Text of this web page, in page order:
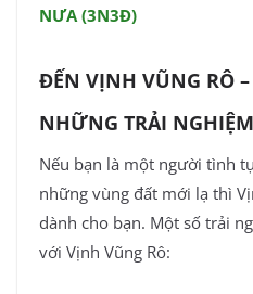
NƯA (3N3Đ)
ĐẾN VỊNH VŨNG RÔ
NHỮNG TRẢI
Nếu bạn là một người tình
những vùng đất mới lạ thì
dành cho bạn. Một số trải
với Vịnh Vũng Rô: